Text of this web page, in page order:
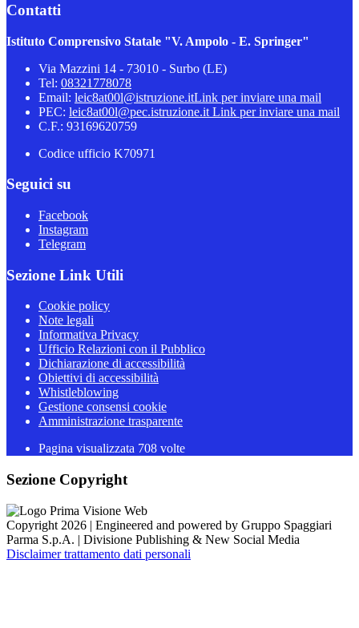
Contatti
Istituto Comprensivo Statale "V. Ampolo - E. Springer"
Via Mazzini 14 - 73010 - Surbo (LE)
Tel: 08321778078
Email: leic8at00l@istruzione.itLink per inviare una mail
PEC: leic8at00l@pec.istruzione.it Link per inviare una mail
C.F.: 93169620759
Codice ufficio K70971
Seguici su
Facebook
Instagram
Telegram
Sezione Link Utili
Cookie policy
Note legali
Informativa Privacy
Ufficio Relazioni con il Pubblico
Dichiarazione di accessibilità
Obiettivi di accessibilità
Whistleblowing
Gestione consensi cookie
Amministrazione trasparente
Pagina visualizzata 708 volte
Sezione Copyright
Copyright 2026 | Engineered and powered by Gruppo Spaggiari
Parma S.p.A. | Divisione Publishing & New Social Media
Disclaimer trattamento dati personali